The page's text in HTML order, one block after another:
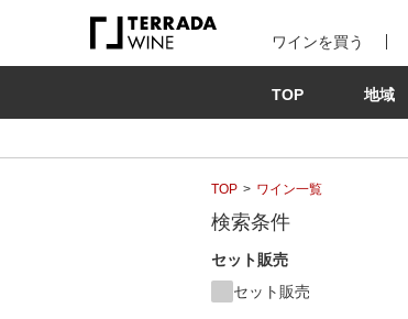
ワインを買う
TOP 地域
TOP ワイン一覧
検索条件
セット販売
セット販売